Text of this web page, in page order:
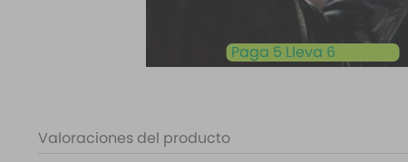
Paga 5 Lleva 6
Valoraciones del producto